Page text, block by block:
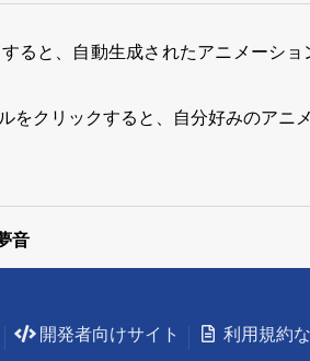
ると、自動生成されたアニメーシ
クリックすると、自分好みのアニ
音
開発者向けサイト 利用規約